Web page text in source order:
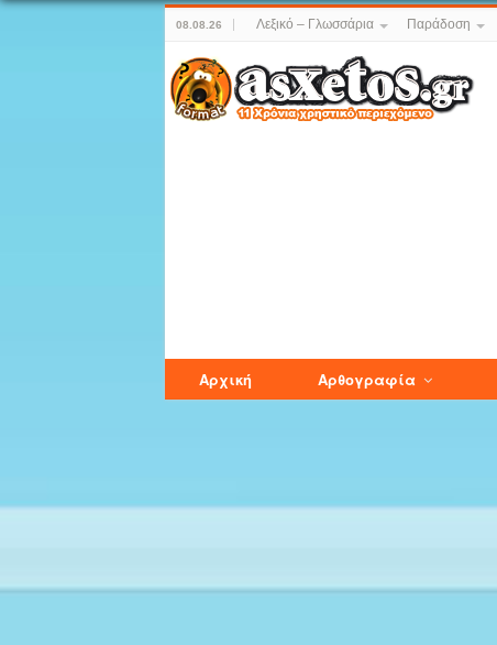
08.08.26 Λεξικό – Γλωσσάρια Παράδοση
Αρχική Αρθογραφία